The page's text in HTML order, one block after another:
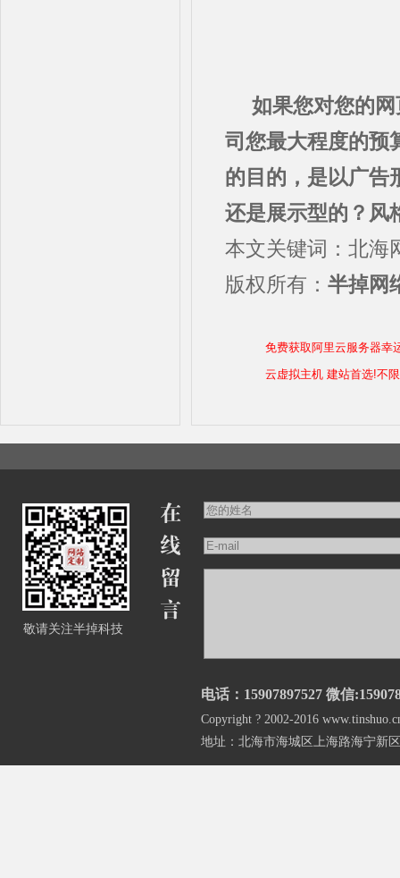
如果您对您的
司您最大程度的预
的目的，是以广告
还是展示型的？风
本文关键词：北海
版权所有： 半掉网
免费获取阿里云服务器幸
云虚拟主机 建站首选!不
敬请关注半掉科技
电话：15907897527 微信
Copyright ? 2002-2016
地址：北海市海城区上海路海宁新